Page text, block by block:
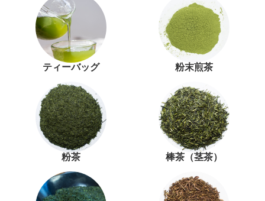
ティーバッグ 粉末煎茶
粉茶 棒茶（茎茶）